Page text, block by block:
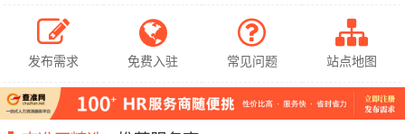
发布需求 免费入驻 常见问题 站点地图